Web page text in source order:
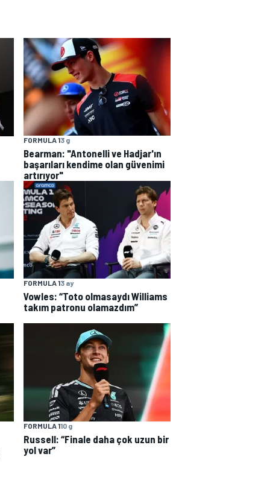
FORMULA 13 g
Bearman: "Antonelli ve Hadjar'ın
başarıları kendime olan güvenimi
artırıyor"
FORMULA 13 ay
Vowles: “Toto olmasaydı Williams
takım patronu olamazdım”
FORMULA 110 g
Russell: “Finale daha çok uzun bir
yol var”